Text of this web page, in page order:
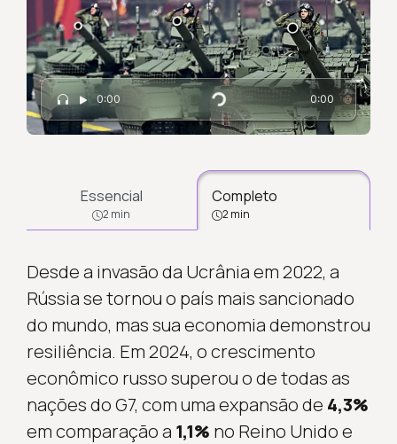
0:00 Carregando... 0:00
Essencial
2 min
Completo
2 min
Desde a invasão da Ucrânia em 2022, a
Rússia se tornou o país mais sancionado
do mundo, mas sua economia demonstrou
resiliência. Em 2024, o crescimento
econômico russo superou o de todas as
nações do G7, com uma expansão de 4,3%
em comparação a 1,1% no Reino Unido e